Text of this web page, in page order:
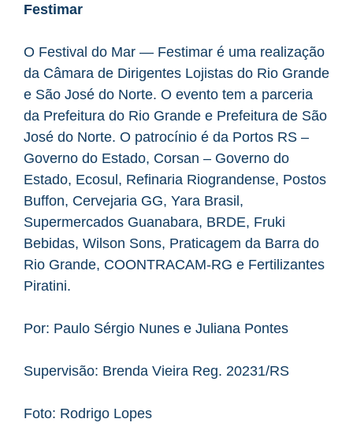
Festimar
O Festival do Mar — Festimar é uma realização
da Câmara de Dirigentes Lojistas do Rio Grande
e São José do Norte. O evento tem a parceria
da Prefeitura do Rio Grande e Prefeitura de São
José do Norte. O patrocínio é da Portos RS –
Governo do Estado, Corsan – Governo do
Estado, Ecosul, Refinaria Riograndense, Postos
Buffon, Cervejaria GG, Yara Brasil,
Supermercados Guanabara, BRDE, Fruki
Bebidas, Wilson Sons, Praticagem da Barra do
Rio Grande, COONTRACAM-RG e Fertilizantes
Piratini.
Por: Paulo Sérgio Nunes e Juliana Pontes
Supervisão: Brenda Vieira Reg. 20231/RS
Foto: Rodrigo Lopes